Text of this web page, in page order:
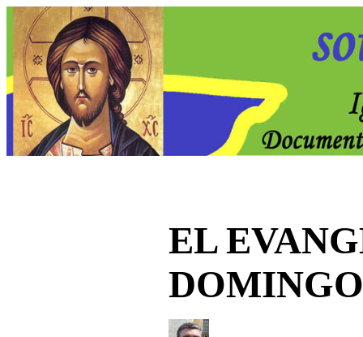
EL
DOMINGO